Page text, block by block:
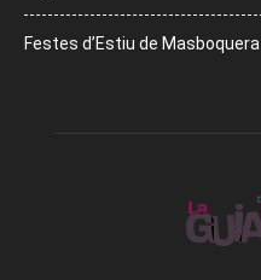
Festes d’Estiu de Masboquera